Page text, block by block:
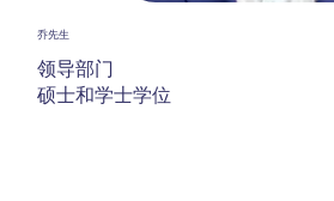
乔先生
领导部门
硕士和学士学位